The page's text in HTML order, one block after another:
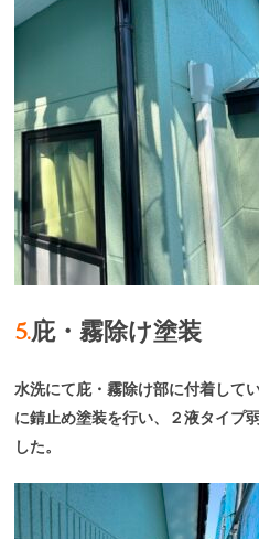
5.庇・霧除け塗装
水洗にて庇・霧除け部に付着して
に錆止め塗装を行い、２液タイプ
した。